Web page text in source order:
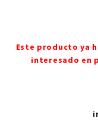
Este producto ya
interesado en